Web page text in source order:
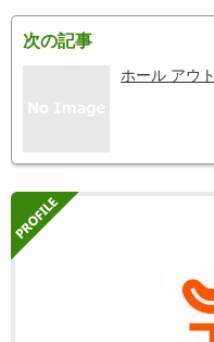
次の記事
ホール アウト